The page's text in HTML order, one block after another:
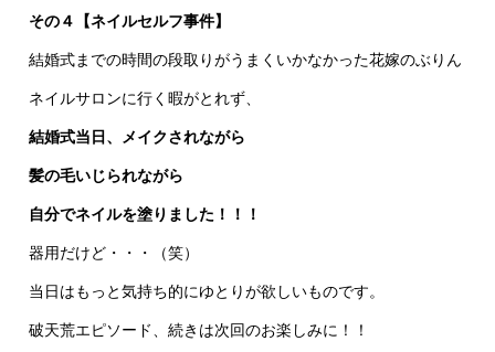
その４【ネイルセルフ事件】
結婚式までの時間の段取りがうまくいかなかった花嫁のぶりん
ネイルサロンに行く暇がとれず、
結婚式当日、メイクされながら
髪の毛いじられながら
自分でネイルを塗りました！！！
器用だけど・・・（笑）
当日はもっと気持ち的にゆとりが欲しいものです。
破天荒エピソード、続きは次回のお楽しみに！！